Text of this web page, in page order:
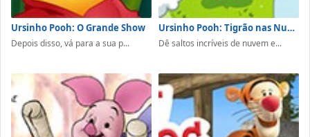
Ursinho Pooh: O Grande Show
Depois disso, vá para a sua p...
Ursinho Pooh: Tigrão nas Nuvens
Dê saltos incríveis de nuvem e...